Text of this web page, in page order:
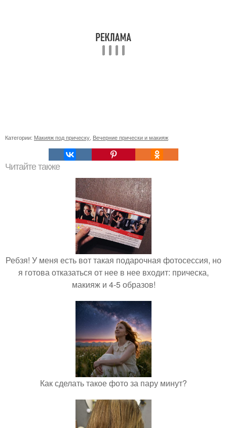
Категории: Макияж под прическу Вечерние прически и макияж
Читайте также
Ребзя! У меня есть вот такая подарочная фотосессия, но
я готова отказаться от нее в нее входит: прическа,
макияж и 4-5 образов!
Как сделать такое фото за пару минут?